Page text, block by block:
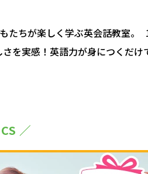
たちが楽しく学ぶ英会話教室。
を実感！英語力が身につくだけ
／